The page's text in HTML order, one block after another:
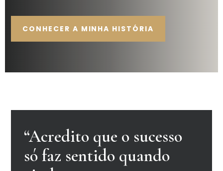
CONHECER A MINHA HISTÓRIA
“Acredito que o sucesso
só faz sentido quando